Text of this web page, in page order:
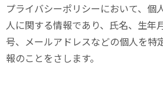
プライバシーポリシーにおいて、個
人に関する情報であり、氏名、生年
号、メールアドレスなどの個人を特
報のことをさします。